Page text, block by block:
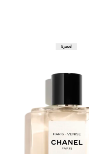
الحصرية